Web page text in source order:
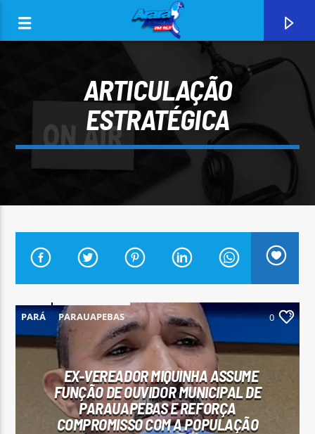
CURRENT TRACK
ARARA AZUL FM 96,9
Arara Azul FM
ARTICULAÇÃO
ESTRATÉGICA
PARÁ PARAUAPEBAS 0
EX-VEREADOR MIQUINHA ASSUME
FUNÇÃO DE OUVIDOR MUNICIPAL DE
PARAUAPEBAS E REFORÇA
COMPROMISSO COM A POPULAÇÃO